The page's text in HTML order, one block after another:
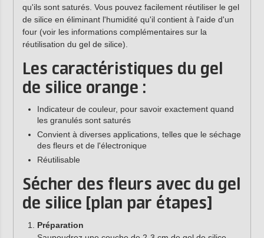
qu'ils sont saturés. Vous pouvez facilement réutiliser le gel
de silice en éliminant l'humidité qu'il contient à l'aide d'un
four (voir les informations complémentaires sur la
réutilisation du gel de silice).
Les caractéristiques du gel
de silice orange :
Indicateur de couleur, pour savoir exactement quand
les granulés sont saturés
Convient à diverses applications, telles que le séchage
des fleurs et de l'électronique
Réutilisable
Sécher des fleurs avec du gel
de silice [plan par étapes]
Préparation